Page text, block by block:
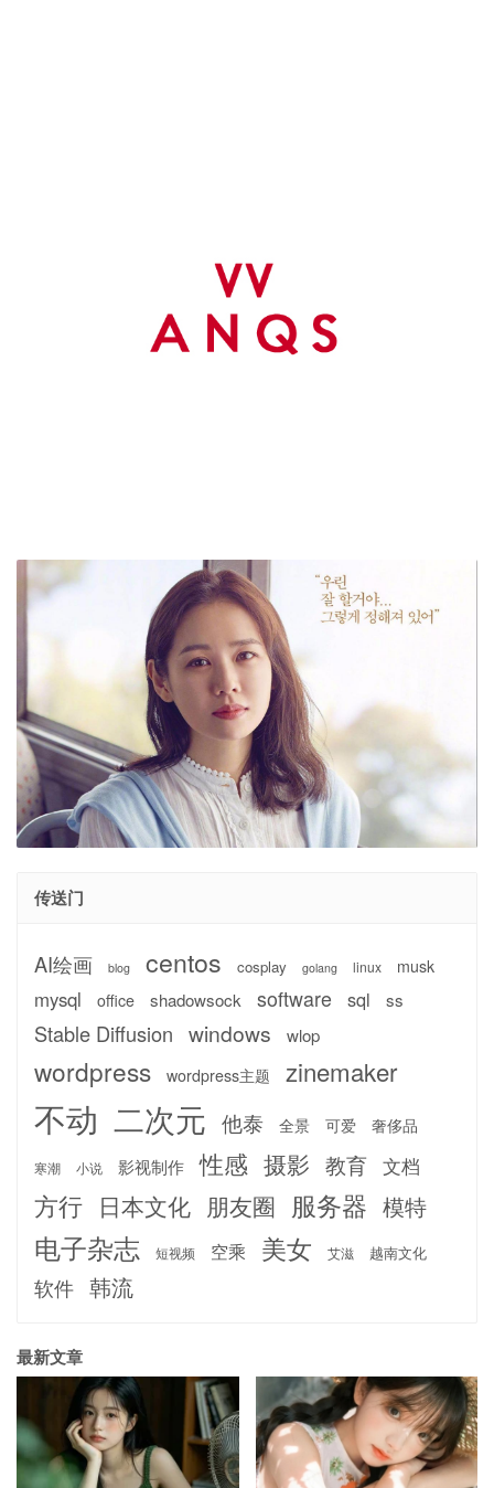
传送门
AI绘画 blog centos cosplay golang linux musk
mysql office shadowsock software sql ss
Stable Diffusion windows wlop
wordpress wordpress主题 zinemaker
不动 二次元 他泰 全景 可爱 奢侈品
寒潮 小说 影视制作 性感 摄影 教育 文档
方行 日本文化 朋友圈 服务器 模特
电子杂志 短视频 空乘 美女 艾滋 越南文化
软件 韩流
最新文章